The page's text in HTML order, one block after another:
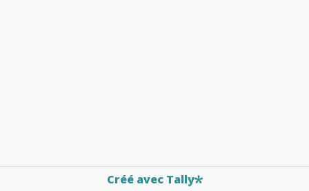
Créé avec Tally